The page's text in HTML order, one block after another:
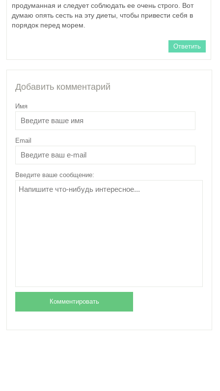
продуманная и следует соблюдать ее очень строго. Вот
думаю опять сесть на эту диеты, чтобы привести себя в
порядок перед морем.
Ответить
Добавить комментарий
Имя
Email
Введите ваше сообщение: